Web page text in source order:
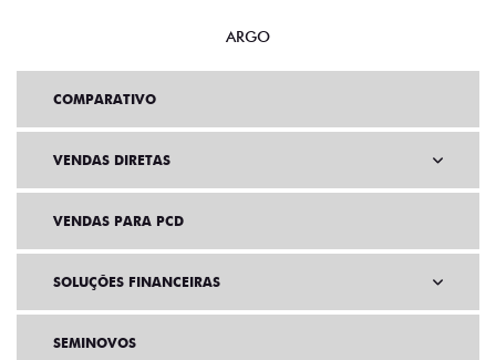
ARGO
COMPARATIVO
VENDAS DIRETAS
VENDAS PARA PCD
SOLUÇÕES FINANCEIRAS
SEMINOVOS